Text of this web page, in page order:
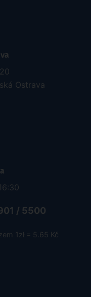
Ostrava
/ 5500
1zł = 5.65 Kč